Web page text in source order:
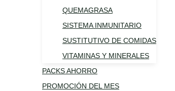
QUEMAGRASA
SISTEMA INMUNITARIO
SUSTITUTIVO DE COMIDAS
VITAMINAS Y MINERALES
PACKS AHORRO
PROMOCIÓN DEL MES